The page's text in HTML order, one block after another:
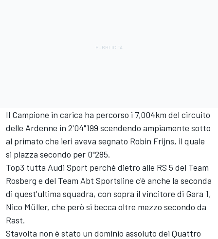
Il Campione in carica ha percorso i 7,004km del circuito
delle Ardenne in 2'04"199 scendendo ampiamente sotto
al primato che ieri aveva segnato Robin Frijns, il quale
si piazza secondo per 0"285.
Top3 tutta Audi Sport perché dietro alle RS 5 del Team
Rosberg e del Team Abt Sportsline c'è anche la seconda
di quest'ultima squadra, con sopra il vincitore di Gara 1,
Nico Müller, che però si becca oltre mezzo secondo da
Rast.
Stavolta non è stato un dominio assoluto dei Quattro